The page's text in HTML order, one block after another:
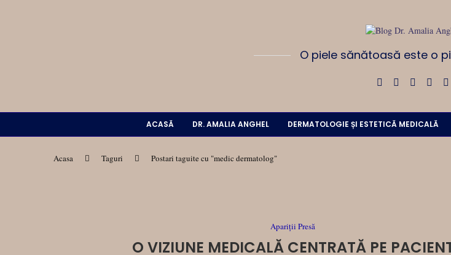
O piele sănătoasă este o
ACASĂ DR. AMALIA ANGHEL DERMATOLOGIE ȘI ESTETICĂ MEDICALĂ
Acasa Taguri Postari taguite cu "medic dermatolog"
Apariții Presă
O VIZIUNE MEDICALĂ CENTRATĂ PE